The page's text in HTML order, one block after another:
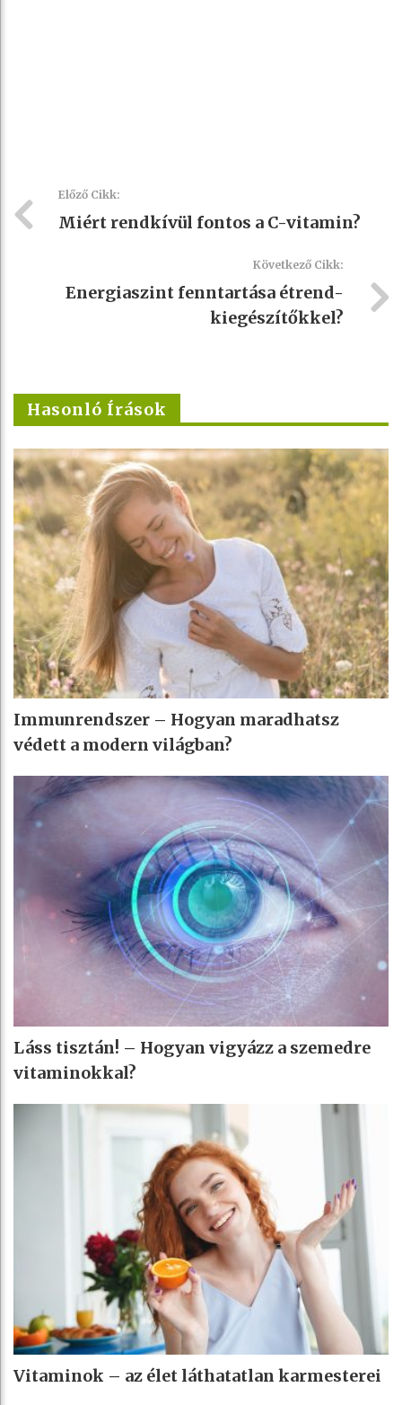
Előző Cikk:
Miért rendkívül fontos a C-vitamin?
Következő Cikk:
Energiaszint fenntartása étrend-
kiegészítőkkel?
Hasonló Írások
Immunrendszer – Hogyan maradhatsz
védett a modern világban?
Láss tisztán! – Hogyan vigyázz a szemedre
vitaminokkal?
Vitaminok – az élet láthatatlan karmesterei